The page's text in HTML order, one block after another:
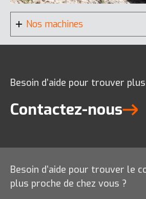
DL550-7
Tout afficher
Nos machines
Besoin d’aide pour trouver
Contactez-nous
Besoin d’aide pour trouver le
plus proche de chez vous ?